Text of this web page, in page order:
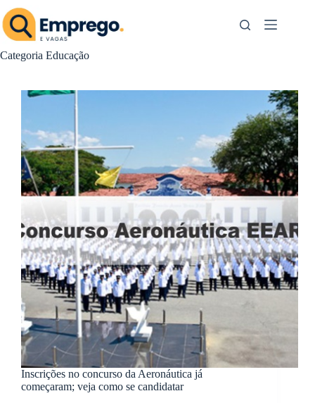
Pular
para
o
conteúdo
Categoria Educação
Inscrições no concurso da Aeronáutica já
começaram; veja como se candidatar